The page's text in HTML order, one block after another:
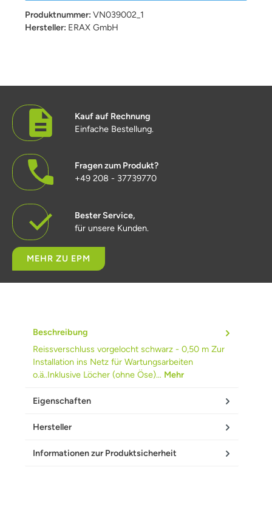
Produktnummer: VN039002_1
Hersteller: ERAX GmbH
Kauf auf Rechnung
Einfache Bestellung.
Fragen zum Produkt?
+49 208 - 37739770
Bester Service,
für unsere Kunden.
MEHR ZU EPM
Beschreibung
Reissverschluss vorgelocht schwarz - 0,50 m Zur
Installation ins Netz für Wartungsarbeiten
o.ä..Inklusive Löcher (ohne Öse)… Mehr
Eigenschaften
Hersteller
Informationen zur Produktsicherheit